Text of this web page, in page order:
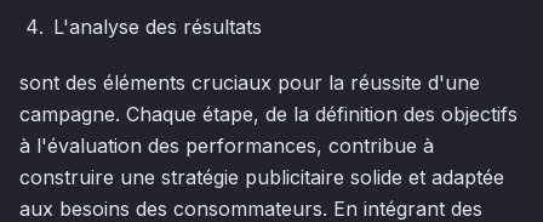
L'analyse des résultats
sont des éléments cruciaux pour la réussite d'une
campagne. Chaque étape, de la définition des objectifs
à l'évaluation des performances, contribue à
construire une stratégie publicitaire solide et adaptée
aux besoins des consommateurs. En intégrant des